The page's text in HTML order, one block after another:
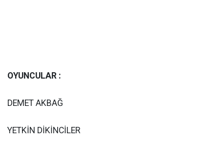
OYUNCULAR :
DEMET AKBAĞ
YETKİN DİKİNCİLER